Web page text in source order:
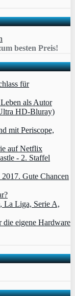
besten Preis!
für
als Autor
HD-Bluray)
mit Periscope,
auf Netflix
- 2. Staffel
Gute Chancen
La Liga, Serie A,
die eigene Hardware